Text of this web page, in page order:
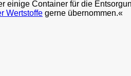
Container für die
Wertstoffe gerne übernommen.«